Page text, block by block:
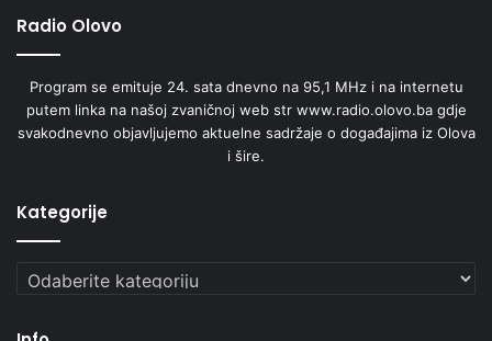
Radio Olovo
Program se emituje 24. sata dnevno na 95,1 MHz i na internetu
putem linka na našoj zvaničnoj web str www.radio.olovo.ba gdje
svakodnevno objavljujemo aktuelne sadržaje o događajima iz Olova
i šire.
Kategorije
Kategorije